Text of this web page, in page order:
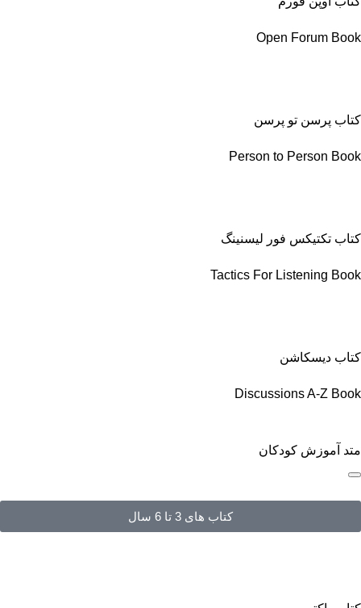
Open Forum Book
کتاب پرسن تو پرسن
Person to Person Book
کتاب تکتیکس فور لیسنینگ
Tactics For Listening Book
کتاب دیسکاشن
Discussions A-Z Book
متد آموزش کودکان
کتاب های 3 تا 6 سال